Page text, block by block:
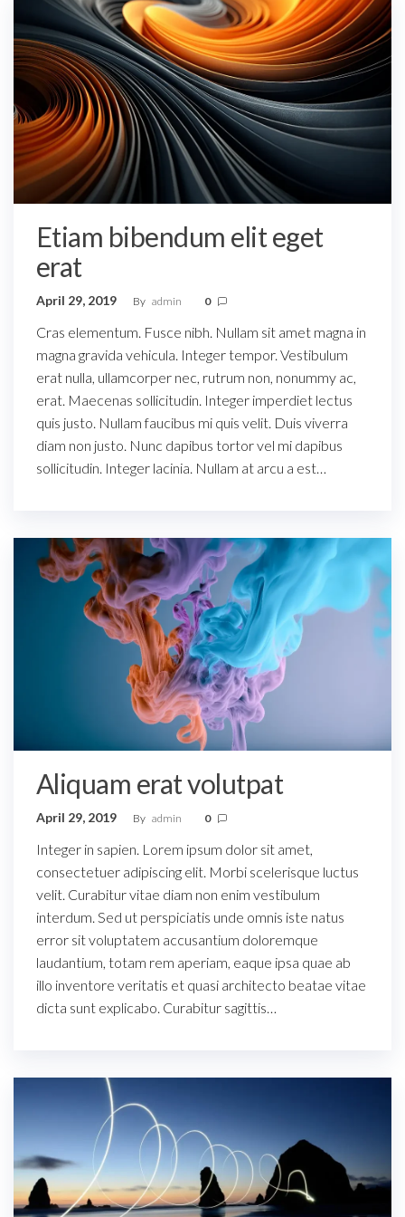
Etiam bibendum elit eget
erat
April 29, 2019 By admin 0
Cras elementum. Fusce nibh. Nullam sit amet magna in
magna gravida vehicula. Integer tempor. Vestibulum
erat nulla, ullamcorper nec, rutrum non, nonummy ac,
erat. Maecenas sollicitudin. Integer imperdiet lectus
quis justo. Nullam faucibus mi quis velit. Duis viverra
diam non justo. Nunc dapibus tortor vel mi dapibus
sollicitudin. Integer lacinia. Nullam at arcu a est…
Aliquam erat volutpat
April 29, 2019 By admin 0
Integer in sapien. Lorem ipsum dolor sit amet,
consectetuer adipiscing elit. Morbi scelerisque luctus
velit. Curabitur vitae diam non enim vestibulum
interdum. Sed ut perspiciatis unde omnis iste natus
error sit voluptatem accusantium doloremque
laudantium, totam rem aperiam, eaque ipsa quae ab
illo inventore veritatis et quasi architecto beatae vitae
dicta sunt explicabo. Curabitur sagittis…